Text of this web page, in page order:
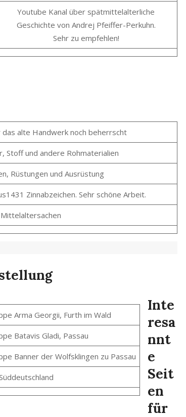
Youtube Kanal über spätmittelalterliche
Geschichte von Andrej Pfeiffer-Perkuhn.
Sehr zu empfehlen!
alte Handwerk noch beherrscht
Stoff und andere Rohmaterialien
Rüstungen und Ausrüstung
Zinnabzeichen. Sehr schöne Arbeit.
Arma Georgii, Furth im Wald
Batavis Gladi, Passau
Banner der Wolfsklingen zu Passau
Inte
resa
nnt
e
Seit
en
für